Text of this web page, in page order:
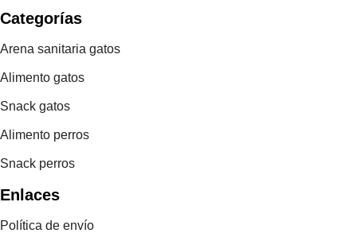
Categorías
Arena sanitaria gatos
Alimento gatos
Snack gatos
Alimento perros
Snack perros
Enlaces
Política de envío